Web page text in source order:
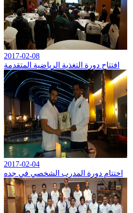
2017-02-08
افتتاح دورة التغذية الرياضية المتقدمة
2017-02-04
اختتام دورة المدرب الشخصي في جده